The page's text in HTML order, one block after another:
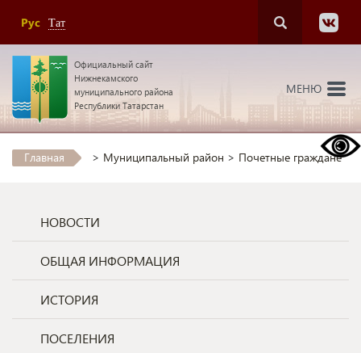
Рус Тат
Официальный сайт
Нижнекамского
муниципального района
Республики Татарстан
МЕНЮ
Главная > Муниципальный район > Почетные граждане
НОВОСТИ
ОБЩАЯ ИНФОРМАЦИЯ
ИСТОРИЯ
ПОСЕЛЕНИЯ